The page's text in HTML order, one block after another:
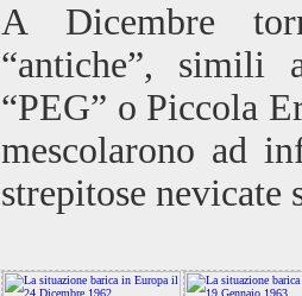
A Dicembre
“antiche”, simili
“PEG” o Piccola
mescolarono ad
strepitose